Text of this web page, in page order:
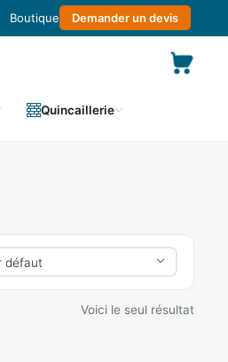
Boutique Demander un devis
Quincaillerie
Voici le seul résultat